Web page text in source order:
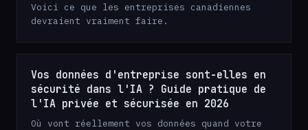
Voici ce que les entreprises canadiennes
devraient vraiment faire.
Vos données d'entreprise sont-elles en
sécurité dans l'IA ? Guide pratique de
l'IA privée et sécurisée en 2026
Où vont réellement vos données quand votre